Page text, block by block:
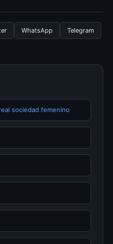
berkala. Kami selalu
informasi terkini dan
WhatsApp Telegram
sociedad femenino